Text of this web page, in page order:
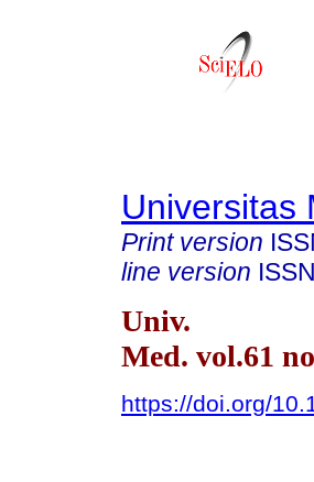
Universitas
Print version
line version ISSN
Univ.
Med. vol.61
https://doi.org/